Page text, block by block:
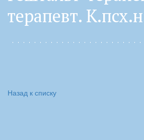
терапевт.
Назад к списку